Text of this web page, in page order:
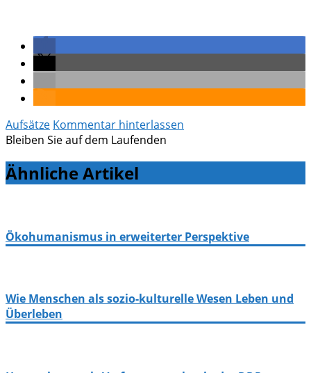
Aufsätze Kommentar hinterlassen
Bleiben Sie auf dem Laufenden
Ähnliche Artikel
Ökohumanismus in erweiterter Perspektive
Wie Menschen als sozio-kulturelle Wesen Leben und
Überleben